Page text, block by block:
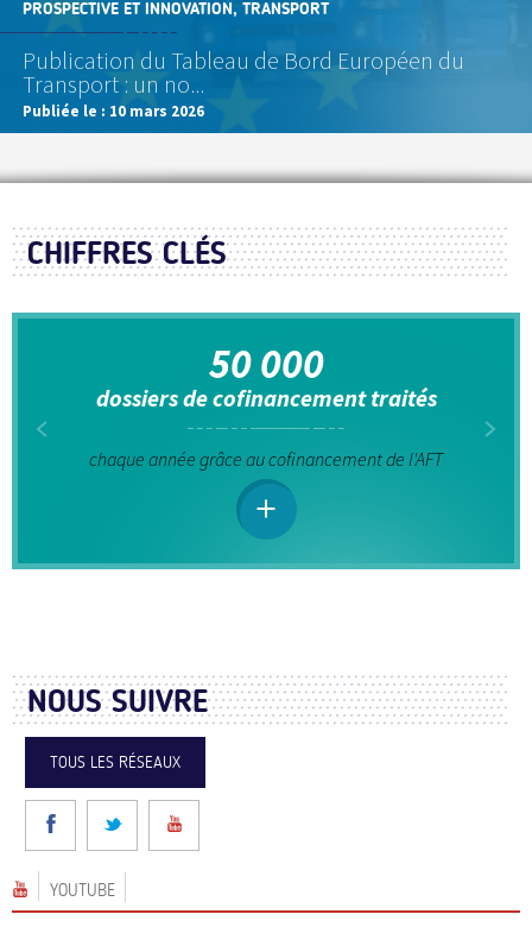
PROSPECTIVE ET INNOVATION, TRANSPORT
Publication du Tableau de Bord Européen du
Transport : un no...
Publiée le : 10 mars 2026
CHIFFRES CLÉS
50 000
dossiers de cofinancement traités
chaque année grâce au cofinancement de l'AFT
NOUS SUIVRE
TOUS LES RÉSEAUX
YOUTUBE